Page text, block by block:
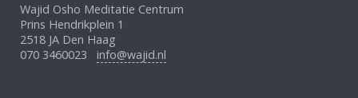
Wajid Osho Meditatie Centrum
Prins Hendrikplein 1
2518 JA Den Haag
070 3460023 info@wajid.nl